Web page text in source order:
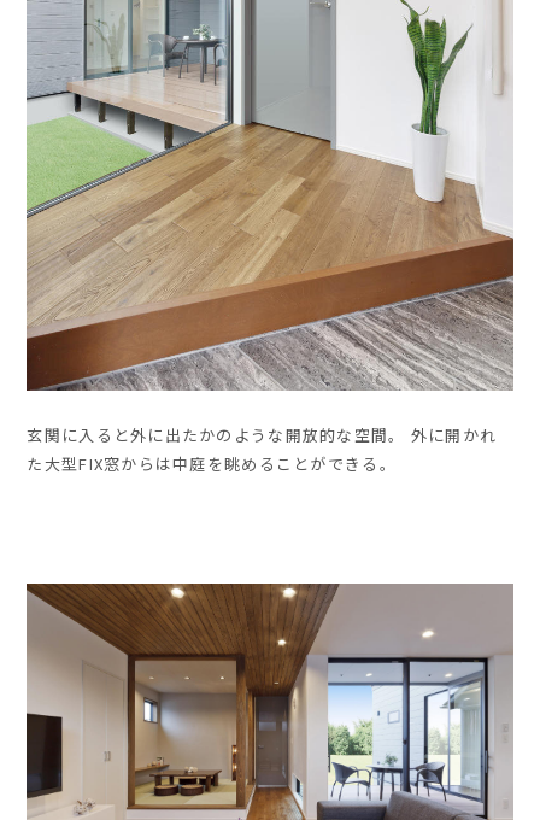
玄関に入ると外に出たかのような開放的な空間。 外に開かれ
た大型FIX窓からは中庭を眺めることができる。